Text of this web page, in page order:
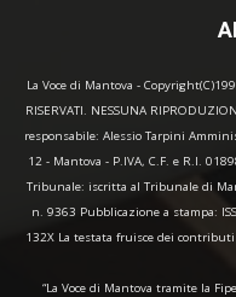
La Voce di Mantova -
RISERVATI. NESSUNA
responsabile: Alessio Tarpini
12 - Mantova - P.IVA, C.F. e R.I.
Tribunale: iscritta al Tribunale di
n. 9363 Pubblicazione a stampa:
132X La testata fruisce dei
“La Voce di Mantova tramite la